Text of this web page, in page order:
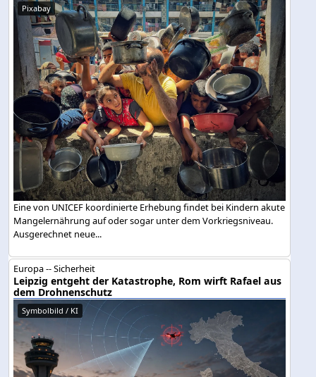
Pixabay
Eine von UNICEF koordinierte Erhebung findet bei Kindern akute
Mangelernährung auf oder sogar unter dem Vorkriegsniveau.
Ausgerechnet neue...
Europa -- Sicherheit
Leipzig entgeht der Katastrophe, Rom wirft Rafael aus
dem Drohnenschutz
Symbolbild / KI